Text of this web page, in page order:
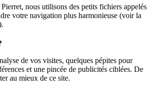
nous utilisons des petits fichiers appelés
votre navigation plus harmonieuse (voir la
de vos visites, quelques pépites pour
et une pincée de publicités ciblées. De
au mieux de ce site.